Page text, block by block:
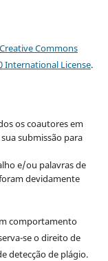
Creative Commons
International License.
os coautores em
submissão para
e/ou palavras de
devidamente
comportamento
se o direito de
detecção de plágio.